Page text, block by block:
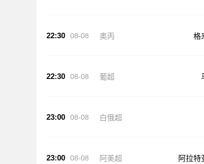
22:30 08-08 奥丙 格
22:30 08-08 葡超
23:00 08-08 白俄超
23:00 08-08 阿美超 阿拉特